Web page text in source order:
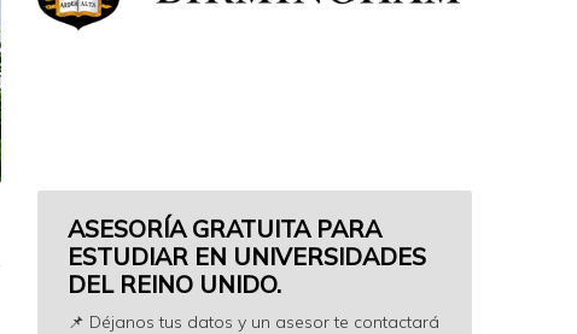
ASESORÍA GRATUITA PARA
ESTUDIAR EN UNIVERSIDADES
DEL REINO UNIDO.
📌 Déjanos tus datos y un asesor te contactará